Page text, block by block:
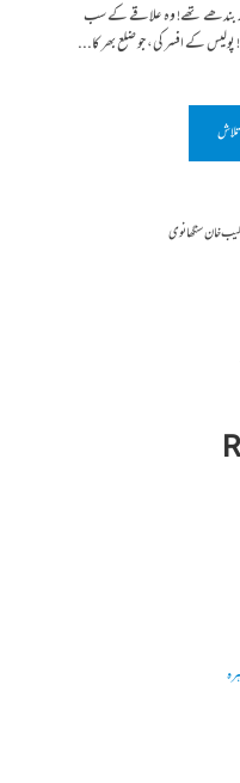
بندھے تھے! وہ علاقے کے سب
کے افسر کی، جو ضلع بھر کا...
تلاش
طیب خان سنگھانوی